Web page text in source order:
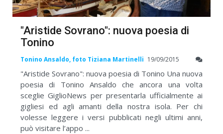
"Aristide Sovrano": nuova poesia di
Tonino
Tonino Ansaldo, foto Tiziana Martinelli 19/09/2015
"Aristide Sovrano": nuova poesia di Tonino Una nuova
poesia di Tonino Ansaldo che ancora una volta
sceglie GiglioNews per presentarla ufficialmente ai
gigliesi ed agli amanti della nostra isola. Per chi
volesse leggere i versi pubblicati negli ultimi anni,
può visitare l’appo ...